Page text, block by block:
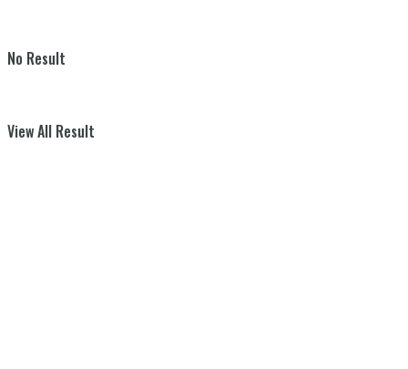
No Result
View All Result